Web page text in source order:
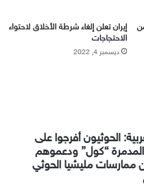
إيران تعلن إلغاء شرطة الأخلاق لاحتواء
الاحتجاجات
ديسمبر 4, 2022
الحوثيون أفرجوا على
المدمرة “كول” ودعموهم
ممارسات مليشيا الحوثي